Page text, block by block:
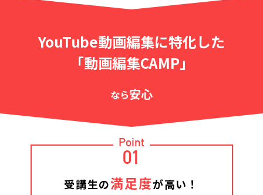
YouTube動画編集に特化した
「動画編集CAMP」
なら安心
Point
01
受講生の満足度が高い！